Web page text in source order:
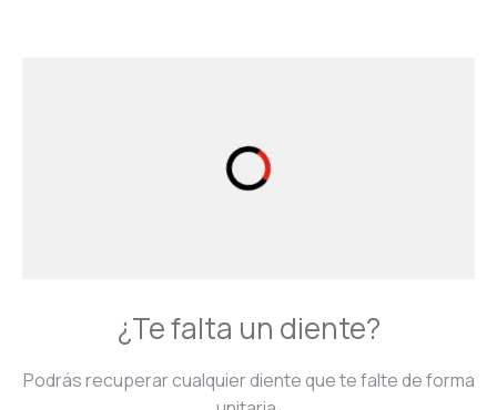
¿Te falta un diente?
Podrás recuperar cualquier diente que te falte de forma